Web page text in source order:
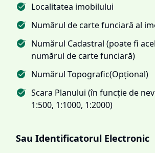
Localitatea imobilului
Numărul de carte funciară al
Numărul Cadastral (poate fi
numărul de carte funciară)
Numărul Topografic(Opțional)
Scara Planului (în funcție de
1:500, 1:1000, 1:2000)
Sau Identificatorul Electronic